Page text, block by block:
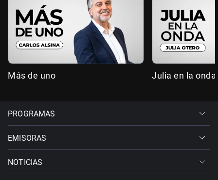
Más de uno Julia en la onda
PROGRAMAS
EMISORAS
NOTICIAS